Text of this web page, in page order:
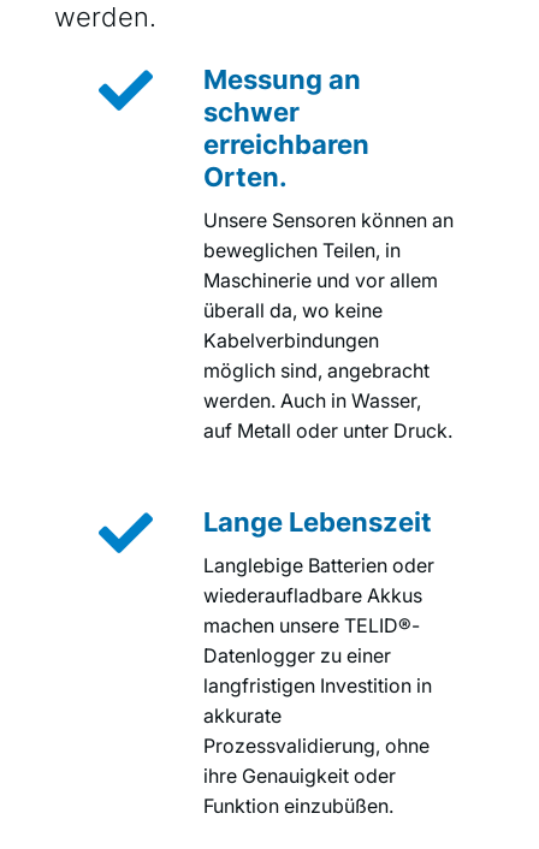
werden.

Messung an
schwer
erreichbaren
Orten.
Unsere Sensoren können an
beweglichen Teilen, in
Maschinerie und vor allem
überall da, wo keine
Kabelverbindungen
möglich sind, angebracht
werden. Auch in Wasser,
auf Metall oder unter Druck.
 Lange Lebenszeit
Langlebige Batterien oder
wiederaufladbare Akkus
machen unsere TELID®-
Datenlogger zu einer
langfristigen Investition in
akkurate
Prozessvalidierung, ohne
ihre Genauigkeit oder
Funktion einzubüßen.